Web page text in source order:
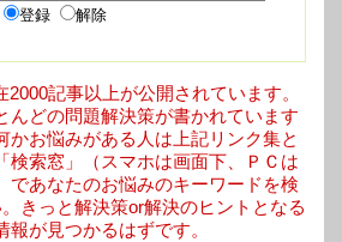
登録 解除
記事以上が公開されています。
んどの問題解決策が書かれています
かお悩みがある人は上記リンク集と
検索窓」（スマホは画面下、ＰＣは
であなたのお悩みのキーワードを検
きっと解決策or解決のヒントとなる
報が見つかるはずです。